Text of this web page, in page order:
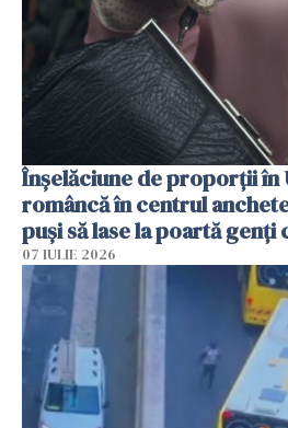
Înșelăciune de proporții în
româncă în centrul
puși să lase la poartă genți
07 IULIE 2026